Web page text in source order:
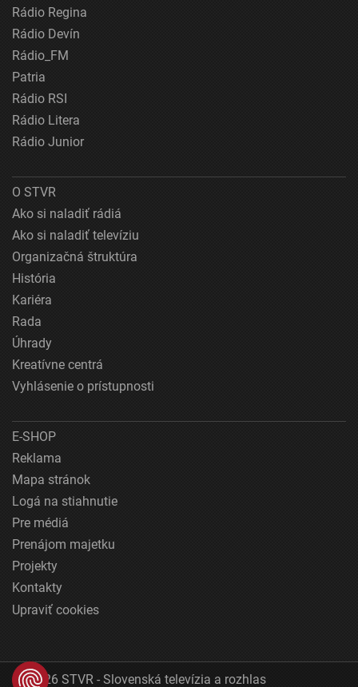
Rádio Regina
Rádio Devín
Rádio_FM
Patria
Rádio RSI
Rádio Litera
Rádio Junior
O STVR
Ako si naladiť rádiá
Ako si naladiť televíziu
Organizačná štruktúra
História
Kariéra
Rada
Úhrady
Kreatívne centrá
Vyhlásenie o prístupnosti
E-SHOP
Reklama
Mapa stránok
Logá na stiahnutie
Pre médiá
Prenájom majetku
Projekty
Kontakty
Upraviť cookies
© 2026 STVR - Slovenská televízia a rozhlas